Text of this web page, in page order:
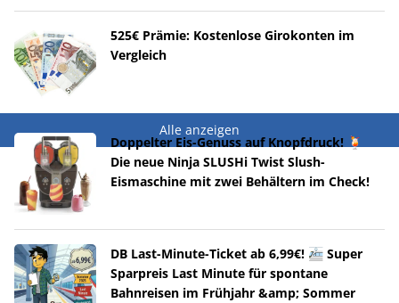
525€ Prämie: Kostenlose Girokonten im
Vergleich
Alle anzeigen
Doppelter Eis-Genuss auf Knopfdruck! 🍹
Die neue Ninja SLUSHi Twist Slush-
Eismaschine mit zwei Behältern im Check!
DB Last-Minute-Ticket ab 6,99€! 🚈 Super
Sparpreis Last Minute für spontane
Bahnreisen im Frühjahr &amp; Sommer